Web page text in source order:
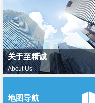
关于至精诚
About Us
地图导航